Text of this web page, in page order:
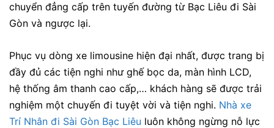
chuyển đẳng cấp trên tuyến đường từ Bạc Liêu đi Sài
Gòn và ngược lại.
Phục vụ dòng xe limousine hiện đại nhất, được trang bị
đầy đủ các tiện nghi như ghế bọc da, màn hình LCD,
hệ thống âm thanh cao cấp,… khách hàng sẽ được trải
nghiệm một chuyến đi tuyệt vời và tiện nghi. Nhà xe
Trí Nhân đi Sài Gòn Bạc Liêu luôn không ngừng nỗ lực